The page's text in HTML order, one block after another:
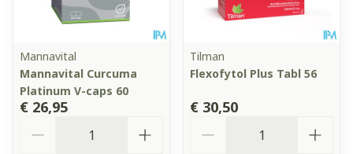
Mannavital
Mannavital Curcuma
Platinum V-caps 60
€ 26,95
Tilman
Flexofytol Plus Tabl 56
€ 30,50